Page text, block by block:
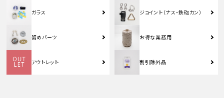
ガラス ジョイント（ナス・鉄砲カン）
留めパーツ お得な業務用
アウトレット 割引除外品